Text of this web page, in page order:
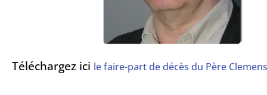
Téléchargez ici le faire-part de décès du Père